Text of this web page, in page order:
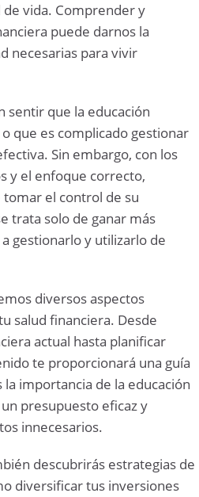
vida. Comprender y
puede darnos la
necesarias para vivir
sentir que la educación
que es complicado gestionar
Sin embargo, con los
y el enfoque correcto,
el control de su
trata solo de ganar más
gestionarlo y utilizarlo de
diversos aspectos
salud financiera. Desde
actual hasta planificar
te proporcionará una guía
importancia de la educación
presupuesto eficaz y
innecesarios.
descubrirás estrategias de
diversificar tus inversiones